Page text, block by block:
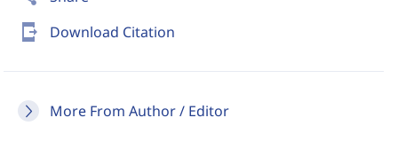
send_to_mobile Download Citation
More From Author / Editor